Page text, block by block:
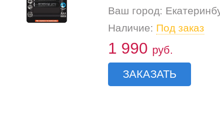
Ваш город:
Наличие: Под заказ
1 990 руб.
ЗАКАЗАТЬ